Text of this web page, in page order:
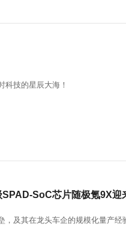
技的星辰大海！
SoC芯片随极氪9X迎
及其在龙头车企的规模化量产经